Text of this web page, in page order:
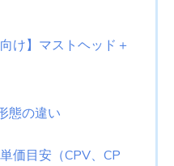
け】マストヘッド＋
態の違い
価目安（CPV、CP